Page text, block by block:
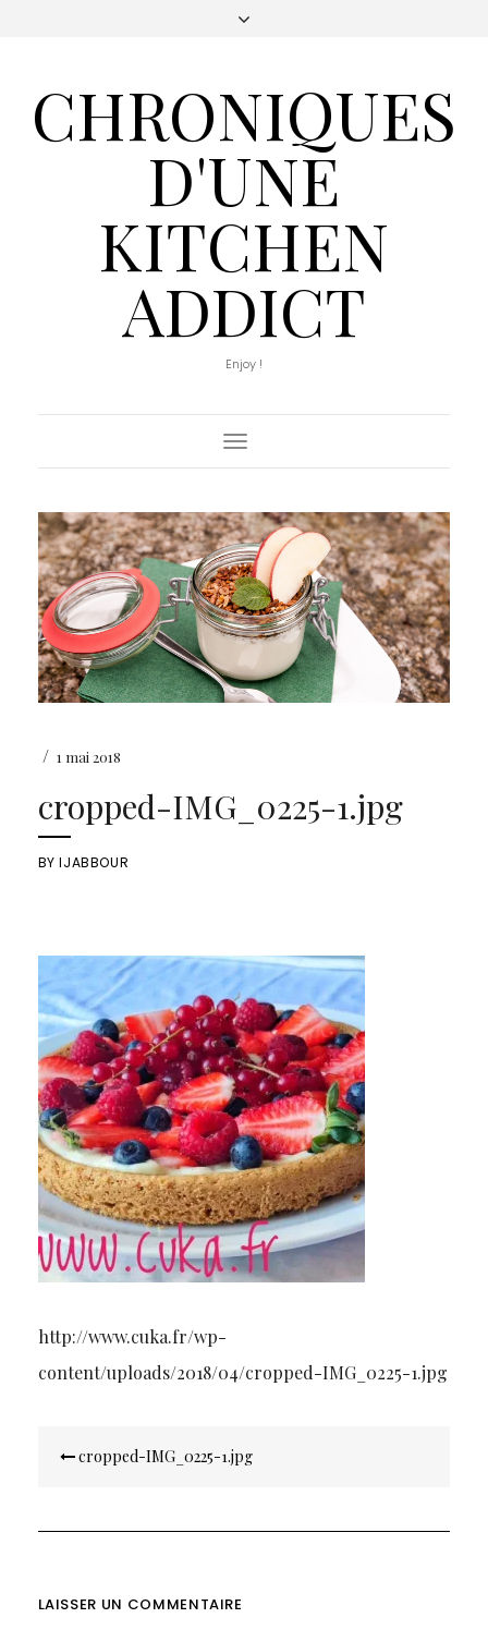
CHRONIQUES
D'UNE
KITCHEN
ADDICT
Enjoy !
Toggle
Navigation
/ 1 mai 2018
cropped-IMG_0225-1.jpg
BYIJABBOUR
http://www.cuka.fr/wp-
content/uploads/2018/04/cropped-IMG_0225-1.jpg
de cropped-IMG_0225-1.jpg
LAISSER UN COMMENTAIRE